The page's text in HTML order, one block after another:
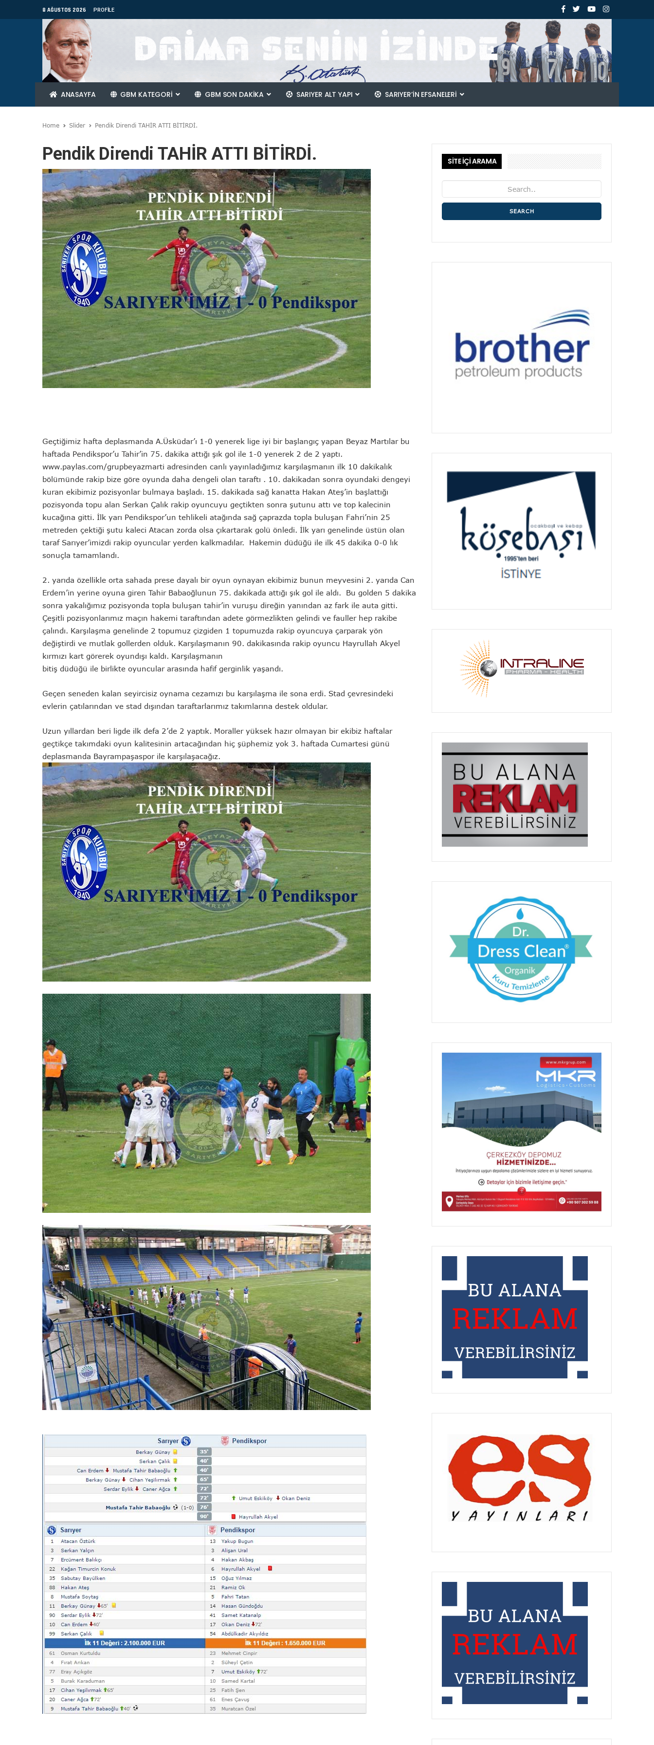
8 AĞUSTOS 2026 PROFILE
ANASAYFA GBM KATEGORİ GBM SON DAKİKA SARIYER ALT YAPI SARIYER’IN EFSANELERI
Home Slider Pendik Direndi TAHİR ATTI BİTİRDİ.
Pendik Direndi TAHİR ATTI BİTİRDİ.
Geçtiğimiz hafta deplasmanda A.Üsküdar’ı 1-0 yenerek lige iyi bir başlangıç yapan Beyaz Martılar bu
haftada Pendikspor’u Tahir’in 75. dakika attığı şık gol ile 1-0 yenerek 2 de 2 yaptı.
www.paylas.com/grupbeyazmarti adresinden canlı yayınladığımız karşılaşmanın ilk 10 dakikalık
bölümünde rakip bize göre oyunda daha dengeli olan taraftı . 10. dakikadan sonra oyundaki dengeyi
kuran ekibimiz pozisyonlar bulmaya başladı. 15. dakikada sağ kanatta Hakan Ateş’in başlattığı
pozisyonda topu alan Serkan Çalık rakip oyuncuyu geçtikten sonra şutunu attı ve top kalecinin
kucağına gitti. İlk yarı Pendikspor’un tehlikeli atağında sağ çaprazda topla buluşan Fahri’nin 25
metreden çektiği şutu kaleci Atacan zorda olsa çıkartarak golü önledi. İlk yarı genelinde üstün olan
taraf Sarıyer’imizdi rakip oyuncular yerden kalkmadılar. Hakemin düdüğü ile ilk 45 dakika 0-0 lık
sonuçla tamamlandı.
2. yarıda özellikle orta sahada prese dayalı bir oyun oynayan ekibimiz bunun meyvesini 2. yarıda Can
Erdem’in yerine oyuna giren Tahir Babaoğlunun 75. dakikada attığı şık gol ile aldı. Bu golden 5 dakika
sonra yakalığımız pozisyonda topla buluşan tahir’in vuruşu direğin yanından az fark ile auta gitti.
Çeşitli pozisyonlarımız maçın hakemi taraftından adete görmezlikten gelindi ve fauller hep rakibe
çalındı. Karşılaşma genelinde 2 topumuz çizgiden 1 topumuzda rakip oyuncuya çarparak yön
değiştirdi ve mutlak gollerden olduk. Karşılaşmanın 90. dakikasında rakip oyuncu Hayrullah Akyel
kırmızı kart görerek oyundışı kaldı. Karşılaşmanın
bitiş düdüğü ile birlikte oyuncular arasında hafif gerginlik yaşandı.
Geçen seneden kalan seyircisiz oynama cezamızı bu karşılaşma ile sona erdi. Stad çevresindeki
evlerin çatılarından ve stad dışından taraftarlarımız takımlarına destek oldular.
Uzun yıllardan beri ligde ilk defa 2’de 2 yaptık. Moraller yüksek hazır olmayan bir ekibiz haftalar
geçtikçe takımdaki oyun kalitesinin artacağından hiç şüphemiz yok 3. haftada Cumartesi günü
deplasmanda Bayrampaşaspor ile karşılaşacağız.
SİTE İÇİ ARAMA
SEARCH